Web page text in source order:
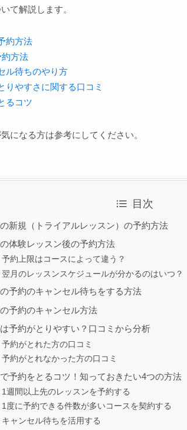
て解説します。
約方法
方法
ル待ちのやり方
りやすさに関する口コミ
るコツ
になる方は参考にしてください。
目次
新規（トライアルレッスン）の予約方法
体験レッスン後の予約方法
予約上限はコースによって違う？
翌月のレッスンスケジュールが分かるのはいつ？
予約のキャンセル待ちをする方法
予約のキャンセル方法
予約がとりやすい？口コミから分析
予約がとれた方の口コミ
予約がとれなかった方の口コミ
予約をとるコツ！知っておきたい4つの方法
1週間以上先のレッスンを予約する
1度に予約できる件数が多いコースを契約する
キャンセル待ちを活用する